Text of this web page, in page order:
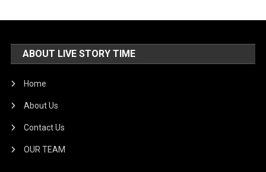
ABOUT LIVE STORY TIME
Home
About Us
Contact Us
OUR TEAM